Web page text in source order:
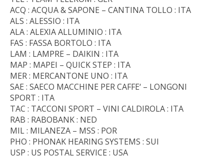
ACQ : ACQUA & SAPONE – CANTINA TOLLO : ITA
ALS : ALESSIO : ITA
ALA : ALEXIA ALLUMINIO : ITA
FAS : FASSA BORTOLO : ITA
LAM : LAMPRE – DAIKIN : ITA
MAP : MAPEI – QUICK STEP : ITA
MER : MERCANTONE UNO : ITA
SAE : SAECO MACCHINE PER CAFFE‘ – LONGONI
SPORT : ITA
TAC : TACCONI SPORT – VINI CALDIROLA : ITA
RAB : RABOBANK : NED
MIL : MILANEZA – MSS : POR
PHO : PHONAK HEARING SYSTEMS : SUI
USP : US POSTAL SERVICE : USA